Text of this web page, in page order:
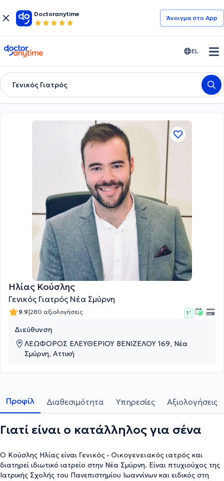
Doctoranytime
Άνοιγμα στο App
doctoranytime EL
Γενικός Γιατρός
Ηλίας Κούσλης
Γενικός Γιατρός Νέα Σμύρνη
9.9|280 αξιολογήσεις 1 '
Διεύθυνση
ΛΕΩΦΟΡΟΣ ΕΛΕΥΘΕΡΙΟΥ ΒΕΝΙΖΕΛΟΥ 169, Νέα
Σμύρνη, Αττική
Προφίλ Διαθεσιμότητα Υπηρεσίες Αξιολογήσεις
Γιατί είναι ο κατάλληλος για σένα
Ο Κούσλης Ηλίας είναι Γενικός - Οικογενειακός ιατρός και
διατηρεί ιδιωτικό ιατρείο στην Νέα Σμύρνη. Είναι πτυχιούχος της
Ιατρικής Σχολής του Πανεπιστημίου Ιωαννίνων και ειδικός στη